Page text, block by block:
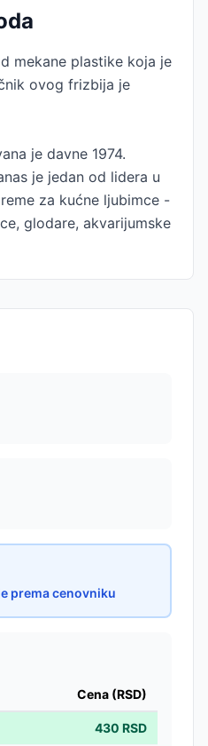
mekane plastike koja je
ovog frizbija je
je davne 1974.
je jedan od lidera u
za kućne ljubimce -
glodare, akvarijumske
prema cenovniku
Cena (RSD)
430 RSD